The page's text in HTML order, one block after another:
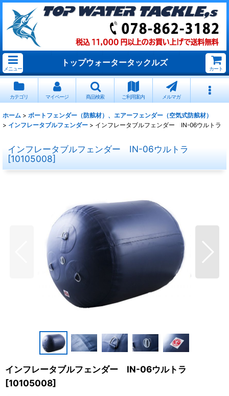
メニュー
トップウォータータックルズ
カート
カテゴリ マイページ 商品検索 ご利用案内 メルマガ
ホーム > ボートフェンダー（防舷材）、エアーフェンダー（空気式防舷材）
> インフレータブルフェンダー > インフレータブルフェンダー IN-06ウルトラ
インフレータブルフェンダー IN-06ウルトラ
[10105008]
インフレータブルフェンダー IN-06ウルトラ
[10105008]